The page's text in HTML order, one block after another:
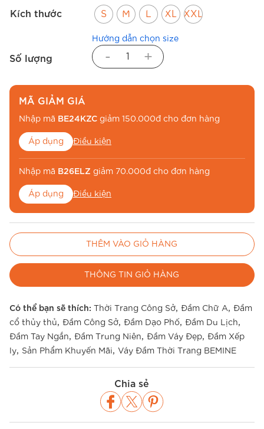
Kích thước S M L XL XXL
Số lượng - +
Hướng dẫn chọn size
MÃ GIẢM GIÁ
Nhập mã BE24KZC giảm 150.000đ cho đơn hàng
Áp dụng Điều kiện
Nhập mã B26ELZ giảm 70.000đ cho đơn hàng
Áp dụng Điều kiện
Nhập mãBE26MUAđể miễn phí vận chuyển
Điều kiện
THÊM VÀO GIỎ HÀNG
THÔNG TIN GIỎ HÀNG
Có thể bạn sẽ thích: Thời Trang Công Sở, Đầm Chữ A, Đầm
cổ thủy thủ, Đầm Công Sở, Đầm Dạo Phố, Đầm Du Lịch,
Đầm Tay Ngắn, Đầm Trung Niên, Đầm Váy Đẹp, Đầm Xếp
ly, Sản Phẩm Khuyến Mãi, Váy Đầm Thời Trang BEMINE
Chia sẻ